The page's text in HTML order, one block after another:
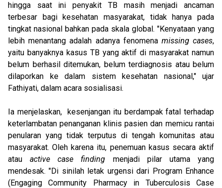
hingga saat ini penyakit TB masih menjadi ancaman
terbesar bagi kesehatan masyarakat, tidak hanya pada
tingkat nasional bahkan pada skala global. "Kenyataan yang
lebih menantang adalah adanya fenomena missing cases,
yaitu banyaknya kasus TB yang aktif di masyarakat namun
belum berhasil ditemukan, belum terdiagnosis atau belum
dilaporkan ke dalam sistem kesehatan nasional," ujar
Fathiyati, dalam acara sosialisasi.
Ia menjelaskan, kesenjangan itu berdampak fatal terhadap
keterlambatan penanganan klinis pasien dan memicu rantai
penularan yang tidak terputus di tengah komunitas atau
masyarakat. Oleh karena itu, penemuan kasus secara aktif
atauactive case finding menjadi pilar utama yang
mendesak. "Di sinilah letak urgensi dari Program Enhance
(Engaging Community Pharmacy in Tuberculosis Case